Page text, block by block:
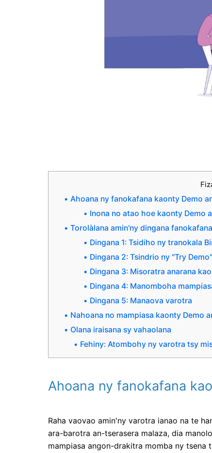
Ahoana ny fanokafana kaonty Demo
Inona no atao hoe kaonty Demo
Torolàlana amin'ny dingana
Dingana 1: Tsidiho ny tranokala
Dingana 2: Tsindrio ny "Try Demo"
Dingana 3: Misoratra anarana
Dingana 4: Manomboha
Dingana 5: Manaova varotra
Nahoana no mampiasa kaonty Demo
Olana iraisana sy vahaolana
Fehiny: Atombohy ny varotra tsy
Ahoana ny fanokafana
Raha vaovao amin'ny varotra ianao na te
ara-barotra an-tserasera malaza, dia
mampiasa angon-drakitra momba ny